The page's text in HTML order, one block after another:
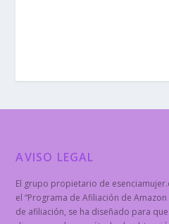
AVISO LEGAL
El grupo propietario de
el “Programa de Afiliación de
de afiliación, se ha diseñado para